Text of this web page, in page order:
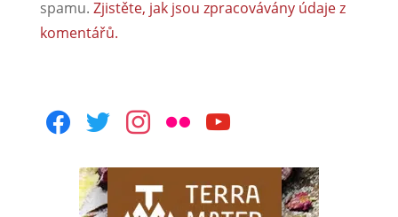
spamu. Zjistěte, jak jsou zpracovávány údaje z
komentářů.
facebooktwitterinstagram
flickr youtube